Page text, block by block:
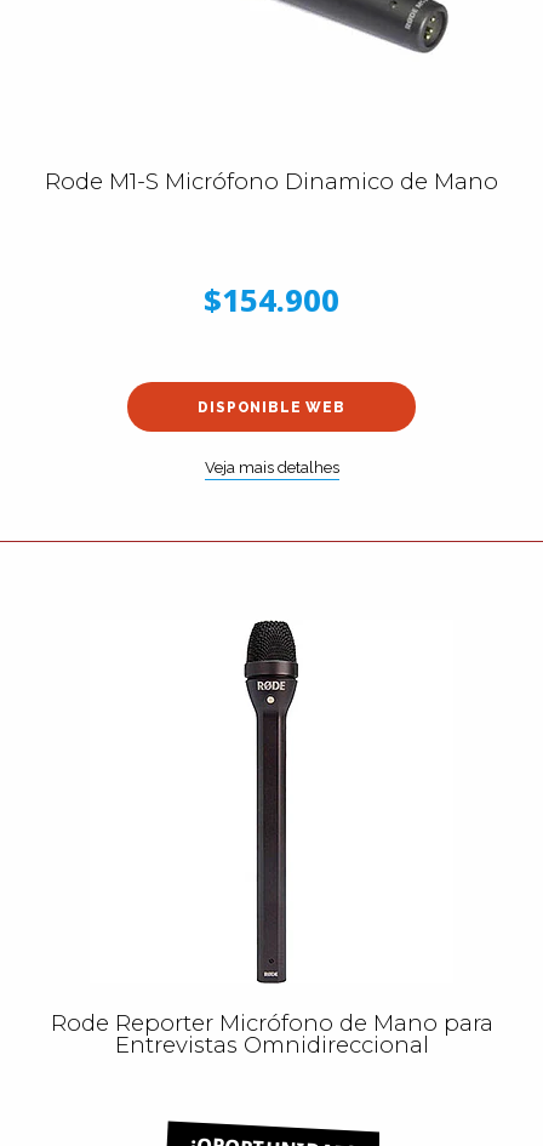
Rode M1-S Micrófono Dinamico de Mano
$154.900
DISPONIBLE WEB
Veja mais detalhes
Rode Reporter Micrófono de Mano para
Entrevistas Omnidireccional